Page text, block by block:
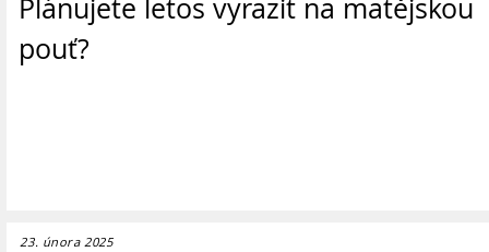
Plánujete letos vyrazit na matějskou
pouť?
23. února 2025